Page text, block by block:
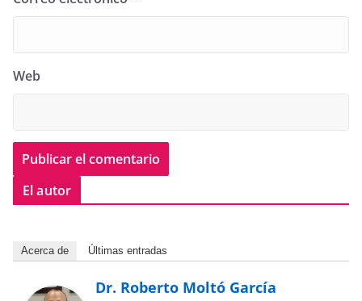
Web
El autor
Acerca de Últimas entradas
Dr. Roberto Moltó García